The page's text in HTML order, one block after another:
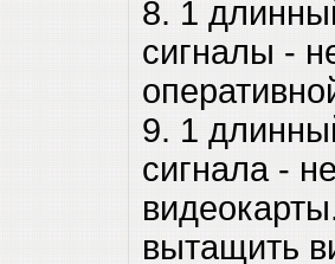
8. 1
сигналы -
9. 1
сигнала -
вытащить